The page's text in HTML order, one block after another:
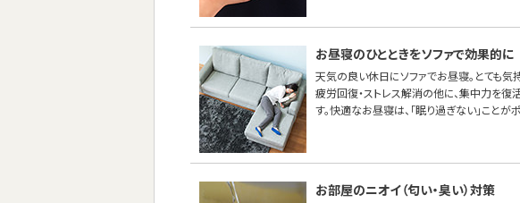
お昼寝のひとときをソファで効果的に
天気の良い休日にソファでお昼寝。とても気
疲労回復・ストレス解消の他に、集中力を復
す。快適なお昼寝は、「眠り過ぎない」ことが
お部屋のニオイ（匂い・臭い）対策